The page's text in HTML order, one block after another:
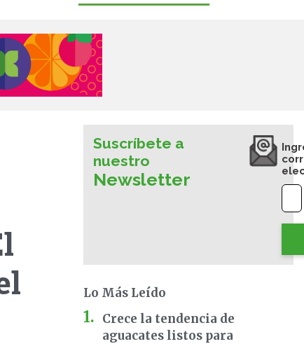
Suscríbete a
nuestro
Newsletter
Lo Más Leído
Crece la tendencia de
aguacates listos para